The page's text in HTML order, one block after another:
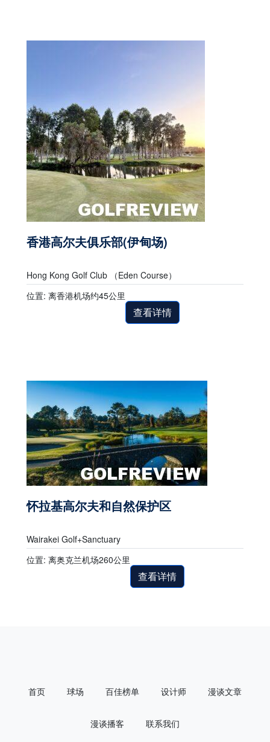
香港高尔夫俱乐部(伊甸场)
Hong Kong Golf Club （Eden Course）
位置: 离香港机场约45公里
查看详情
怀拉基高尔夫和自然保护区
Wairakei Golf+Sanctuary
位置: 离奥克兰机场260公里
查看详情
首页 球场 百佳榜单 设计师 漫谈文章
漫谈播客 联系我们